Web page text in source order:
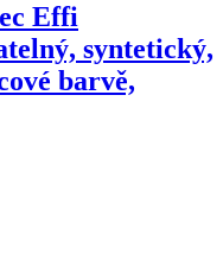
Effi
syntetický,
barvě,